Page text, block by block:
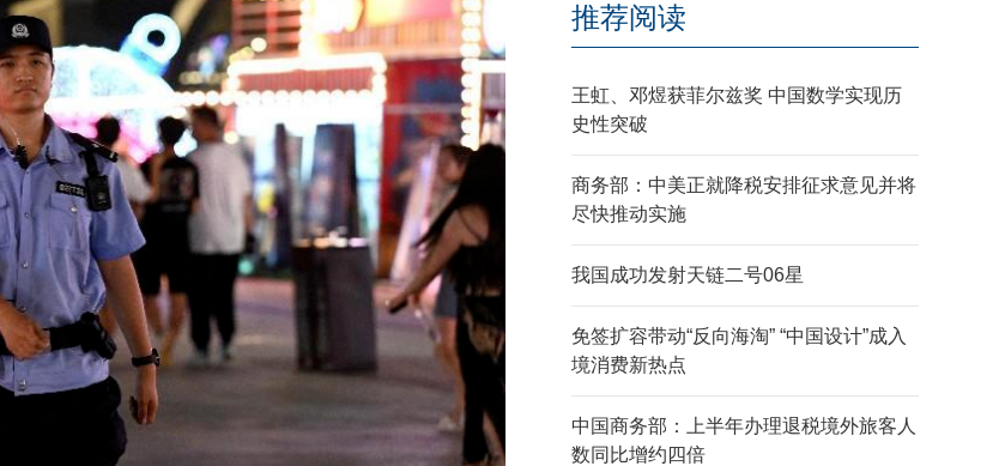
推荐阅读
王虹、邓煜获菲尔兹奖 中国数学实现历
史性突破
商务部：中美正就降税安排征求意见并将
尽快推动实施
我国成功发射天链二号06星
免签扩容带动“反向海淘” “中国设计”成入
境消费新热点
中国商务部：上半年办理退税境外旅客人
数同比增约四倍